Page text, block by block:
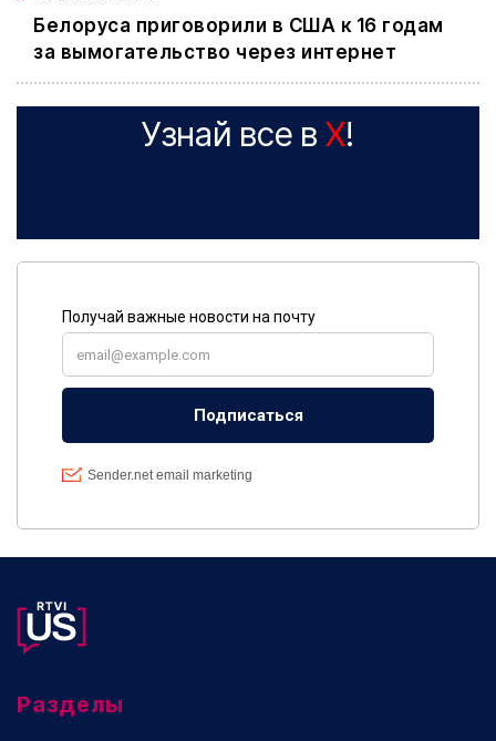
Белоруса приговорили в США к 16 годам
за вымогательство через интернет
Узнай все в X!
Разделы